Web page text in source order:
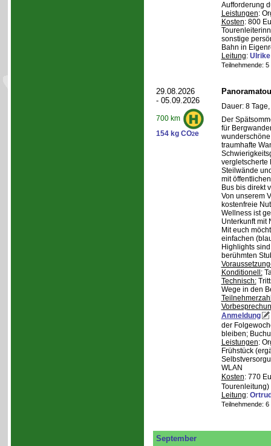
Aufforderung
Leistungen:
Kosten: 800
sonstige
Bahn in
Leitung:
Teilnehmende:
29.08.2026
- 05.09.2026
700 km
154 kg CO2e
Dauer: 8
Der
für
traumhafte
vergletscherte
Steilwände
mit
Bus bis direkt
Von unserem
kostenfreie
Wellness ist
Unterkunft mit
Mit euch
einfachen
Highlights
berühmten
Konditionell:
Technisch:
Wege in den
Anmeldung
der
bleiben;
Leistungen:
Frühstück
WLAN
Kosten: 770
Tourenleitung)
Leitung:
Teilnehmende:
September